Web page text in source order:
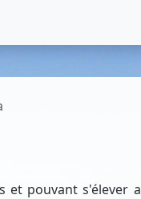
pouvant